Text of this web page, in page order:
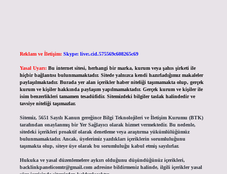
Reklam ve İletişim: Skype: live:.cid.575569c608265c69
Yasal Uyarı: Bu internet sitesi, herhangi bir marka, kurum veya şahıs şirketi ile
hiçbir bağlantısı bulunmamaktadır. Sitede yalnızca kendi hazırladığımız makaleler
paylaşılmaktadır. Burada yer alan içerikler haber niteliği taşımamakta olup, gerçek
kurum ve kişiler hakkında paylaşım yapılmamaktadır. Gerçek kurum ve kişiler ile
isim benzerlikleri tamamen tesadüfidir. Sitemizdeki bilgiler taslak halindedir ve
tavsiye niteliği taşımazlar.
Sitemiz, 5651 Sayılı Kanun gereğince Bilgi Teknolojileri ve İletişim Kurumu (BTK)
tarafından onaylanmış bir Yer Sağlayıcı olarak hizmet vermektedir. Bu nedenle,
sitedeki içerikleri proaktif olarak denetleme veya araştırma yükümlülüğümüz
bulunmamaktadır. Ancak, üyelerimiz yazdıkları içeriklerin sorumluluğunu
taşımakta olup, siteye üye olarak bu sorumluluğu kabul etmiş sayılırlar.
Hukuka ve yasal düzenlemelere aykırı olduğunu düşündüğünüz içerikleri,
backlinkpanelicomtr@gmail.comadresine bildirmeniz halinde, ilgili içerikler yasal